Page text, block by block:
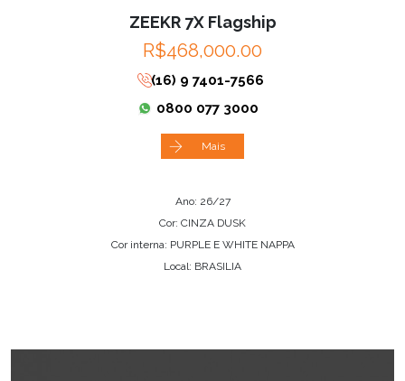
ZEEKR 7X Flagship
R$468,000.00
(16) 9 7401-7566
0800 077 3000
Mais
Ano: 26/27
Cor: CINZA DUSK
Cor interna: PURPLE E WHITE NAPPA
Local: BRASILIA